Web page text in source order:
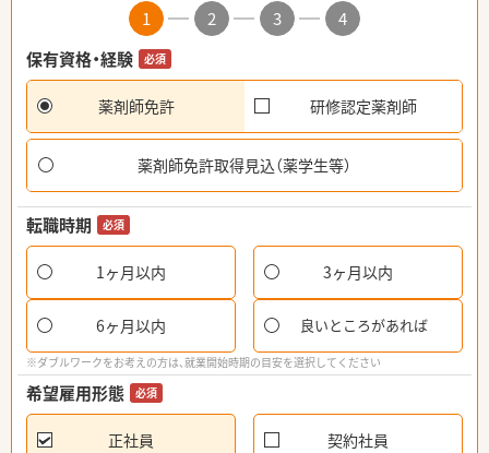
1 2 3
4
保有資格・経験
必須
薬剤師免許 研修認定薬剤師
薬剤師免許取得見込（薬学生等）
転職時期 必須
1ヶ月以内 3ヶ月以内
6ヶ月以内 良いところがあれば
※ダブルワークをお考えの方は、就業開始時期の目安を選択してください
希望雇用形態 必須
正社員 契約社員